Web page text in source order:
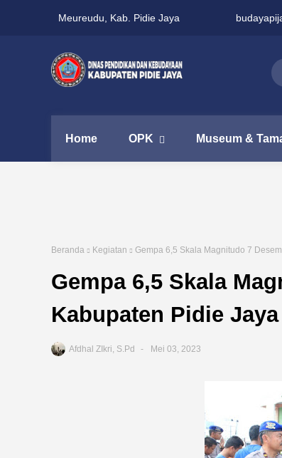
Meureudu, Kab. Pidie Jaya
Home OPK Museum &
Beranda Kegiatan Gempa 6,5 Skala Magnitudo 7
Gempa 6,5 Skala
Kabupaten Pidie Jaya
Afdhal ZIkri, S.Pd Mei 03, 2023